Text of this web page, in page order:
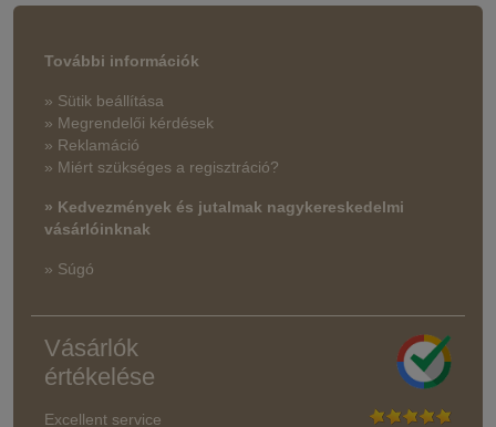
További információk
» Sütik beállítása
» Megrendelői kérdések
» Reklamáció
» Miért szükséges a regisztráció?
» Kedvezmények és jutalmak nagykereskedelmi
vásárlóinknak
» Súgó
Vásárlók
értékelése
Excellent service